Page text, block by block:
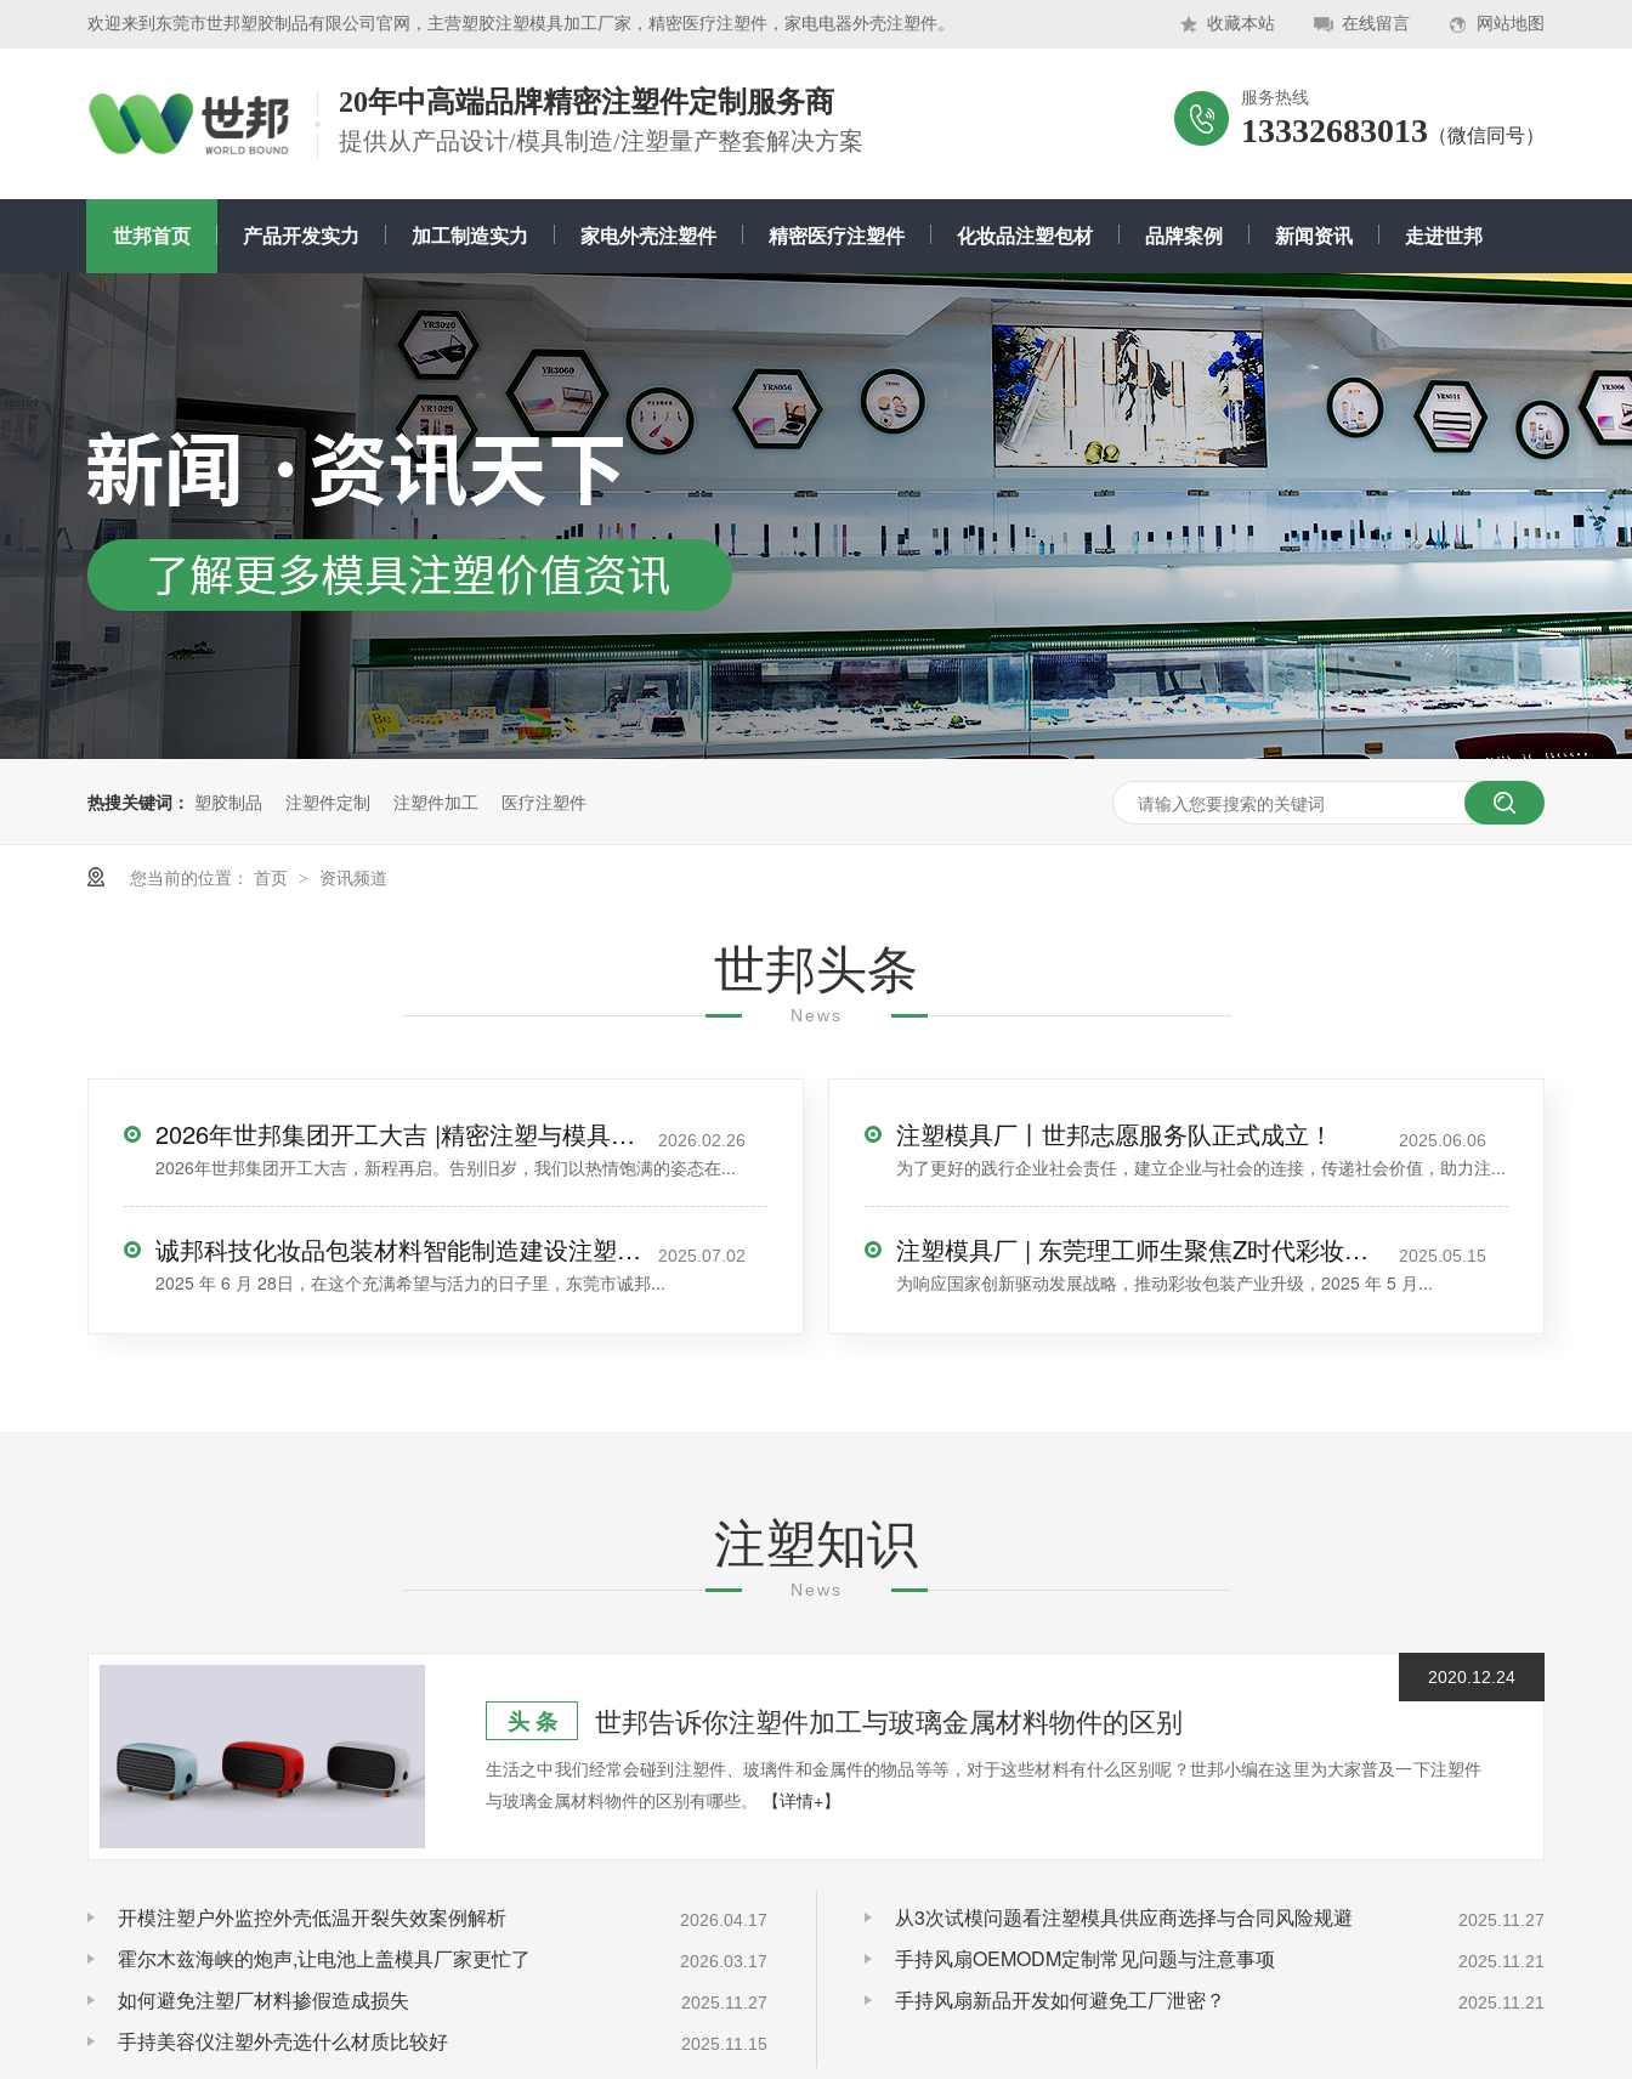
收藏本站 在线留言 网站地图
欢迎来到东莞市世邦塑胶制品有限公司官网，主营塑胶注塑模具加工厂家，精密医疗注塑件，家电电器外壳注塑件。
服务热线
13332683013 （微信同号）
20年中高端品牌精密注塑件定制服务商
提供从产品设计/模具制造/注塑量产整套解决方案
世邦首页 产品开发实力 加工制造实力 家电外壳注塑件 精密医疗注塑件 化妆品注塑包材 品牌案例 新闻资讯 走进世邦
热搜关键词： 塑胶制品 注塑件定制 注塑件加工 医疗注塑件
您当前的位置： 首页 > 资讯频道
世邦头条
News
2026年世邦集团开工大吉 |精密注塑与模具制造再创辉煌 2026.02.26
2026年世邦集团开工大吉，新程再启。告别旧岁，我们以热情饱满的姿态在...
诚邦科技化妆品包装材料智能制造建设注塑模具厂项目动工仪式圆满礼成！ 2025.07.02
2025 年 6 月 28日，在这个充满希望与活力的日子里，东莞市诚邦...
注塑模具厂丨世邦志愿服务队正式成立！ 2025.06.06
为了更好的践行企业社会责任，建立企业与社会的连接，传递社会价值，助力注...
注塑模具厂 | 东莞理工师生聚焦Z时代彩妆设计 2025.05.15
为响应国家创新驱动发展战略，推动彩妆包装产业升级，2025 年 5 月...
注塑知识
News
2020.12.24
头 条 世邦告诉你注塑件加工与玻璃金属材料物件的区别
生活之中我们经常会碰到注塑件、玻璃件和金属件的物品等等，对于这些材料有什么区别呢？世邦小编在这里为大家普及一下注塑件
与玻璃金属材料物件的区别有哪些。
【详情+】
开模注塑户外监控外壳低温开裂失效案例解析 2026.04.17
霍尔木兹海峡的炮声,让电池上盖模具厂家更忙了 2026.03.17
如何避免注塑厂材料掺假造成损失 2025.11.27
从3次试模问题看注塑模具供应商选择与合同风险规避 2025.11.27
手持风扇OEMODM定制常见问题与注意事项 2025.11.21
手持风扇新品开发如何避免工厂泄密？ 2025.11.21
手持美容仪注塑外壳选什么材质比较好 2025.11.15